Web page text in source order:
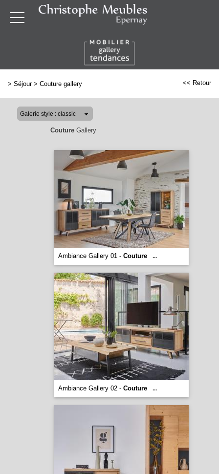
> Séjour> Couture gallery << Retour
CoutureGallery
Ambiance Gallery 01 - Couture ...
Ambiance Gallery 02 - Couture ...